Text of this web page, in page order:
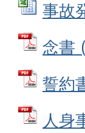
事故
念書
誓約
人身